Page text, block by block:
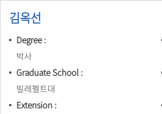
김옥선
Degree
박사
Graduate School
빌레펠트대
Extension